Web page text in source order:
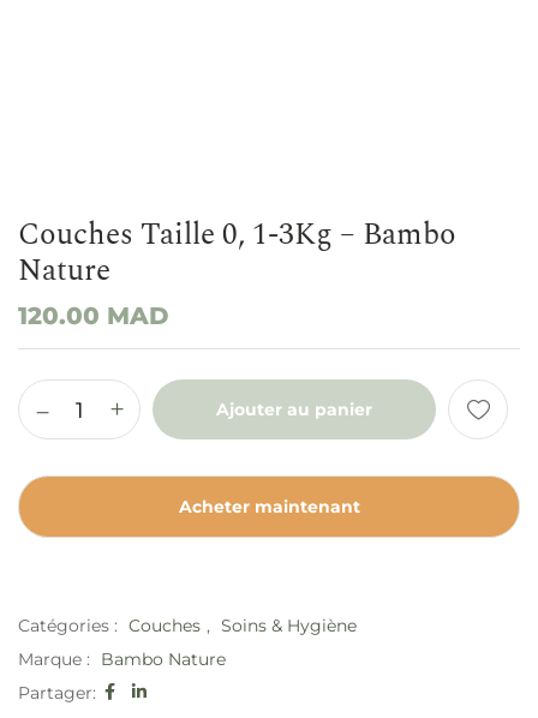
Couches Taille 0, 1-3Kg – Bambo
Nature
120.00 MAD
Ajouter au panier
Acheter maintenant
Catégories : Couches , Soins & Hygiène
Marque :
Bambo Nature
Partager: